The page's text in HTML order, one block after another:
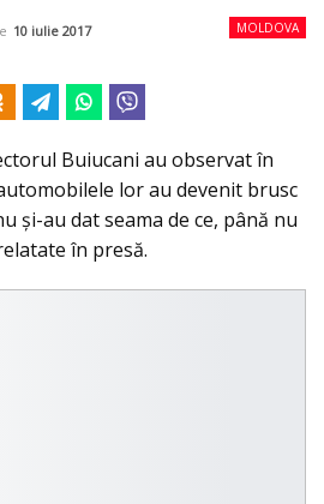
MOLDOVA
10 iulie 2017
Buiucani au observat în
lor au devenit brusc
şi-au dat seama de ce, până nu
în presă.